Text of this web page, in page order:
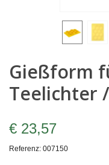
Gießform
Teelichter
€ 23,57
Referenz: 007150